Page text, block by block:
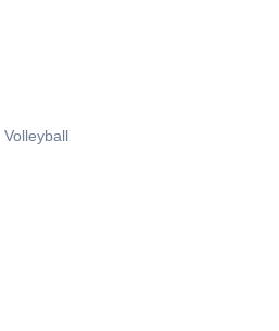
Volleyball